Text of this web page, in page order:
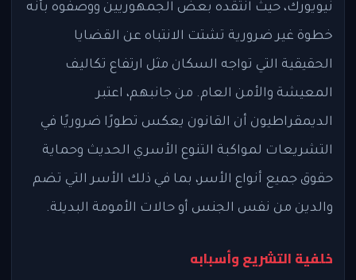
نيويورك، حيث انتقده بعض الجمهوريين ووصفوه بأنه
خطوة غير ضرورية تشتت الانتباه عن القضايا
الحقيقية التي تواجه السكان مثل ارتفاع تكاليف
المعيشة والأمن العام. من جانبهم، اعتبر
الديمقراطيون أن القانون يعكس تطورًا ضروريًا في
التشريعات لمواكبة التنوع الأسري الحديث وحماية
حقوق جميع أنواع الأسر، بما في ذلك الأسر التي تضم
والدين من نفس الجنس أو حالات الأمومة البديلة.
خلفية التشريع وأسبابه